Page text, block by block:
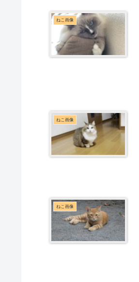
ねこ画像
ねこ画像
ねこ画像